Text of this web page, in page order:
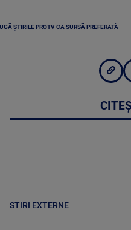
ȘTIRILE PROTV CA SURSĂ PREFERATĂ
STIRI EXTERNE